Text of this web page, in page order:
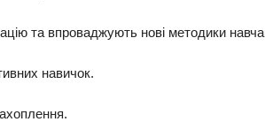
та впроваджують нові методики
навичок.